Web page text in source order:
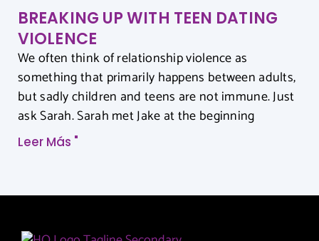
BREAKING UP WITH TEEN DATING
VIOLENCE
We often think of relationship violence as
something that primarily happens between adults,
but sadly children and teens are not immune. Just
ask Sarah. Sarah met Jake at the beginning
Leer Más "